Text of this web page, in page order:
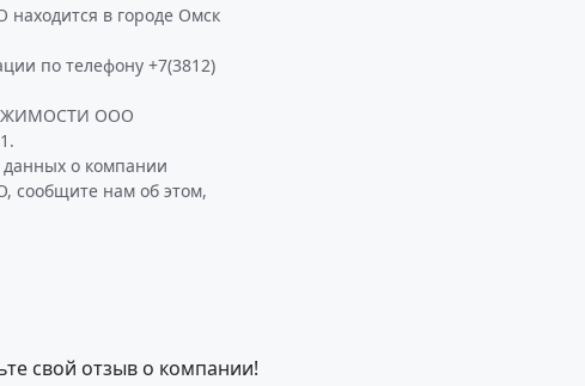
в городе Омск
по телефону +7(3812)
ООО
данных о компании
нам об этом,
свой отзыв о компании!